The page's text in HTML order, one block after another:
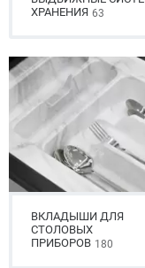
ХРАНЕНИЯ 63
ВКЛАДЫШИ ДЛЯ
СТОЛОВЫХ
ПРИБОРОВ 180